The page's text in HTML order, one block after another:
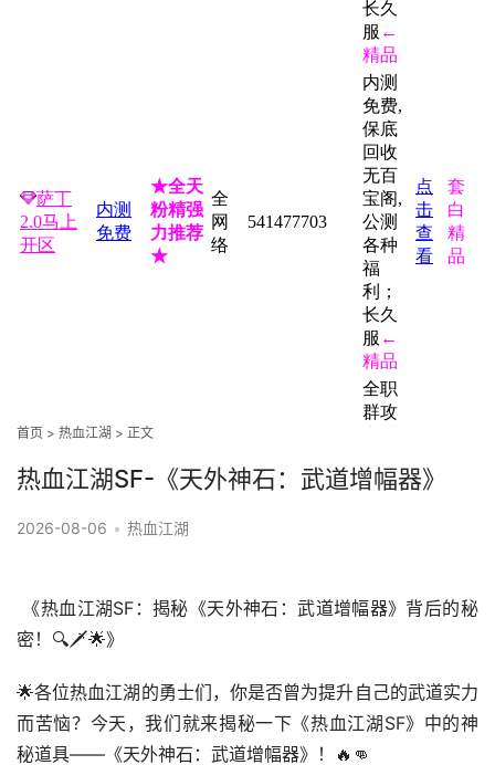
首页 > 热血江湖 > 正文
热血江湖SF-《天外神石：武道增幅器》
2026-08-06 • 热血江湖
密！🔍🗡️🌟》
🌟各位热血江湖的勇士们，你是否曾为提升自己的武道实力
而苦恼？今天，我们就来揭秘一下《热血江湖SF》中的神
秘道具——《天外神石：武道增幅器》！🔥👊